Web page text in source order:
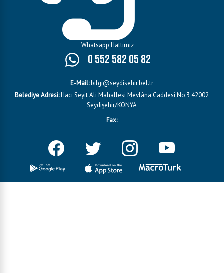
Whatsapp Hattımız
0 552 582 05 82
E-Mail:bilgi@seydisehir.bel.tr
Belediye Adresi:Hacı Seyit Ali Mahallesi Mevlâna Caddesi No:3 42002
Seydişehir/KONYA
Fax: